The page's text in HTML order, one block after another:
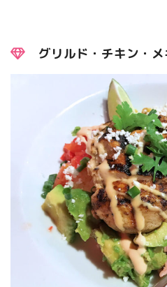
グリルド・チキン・